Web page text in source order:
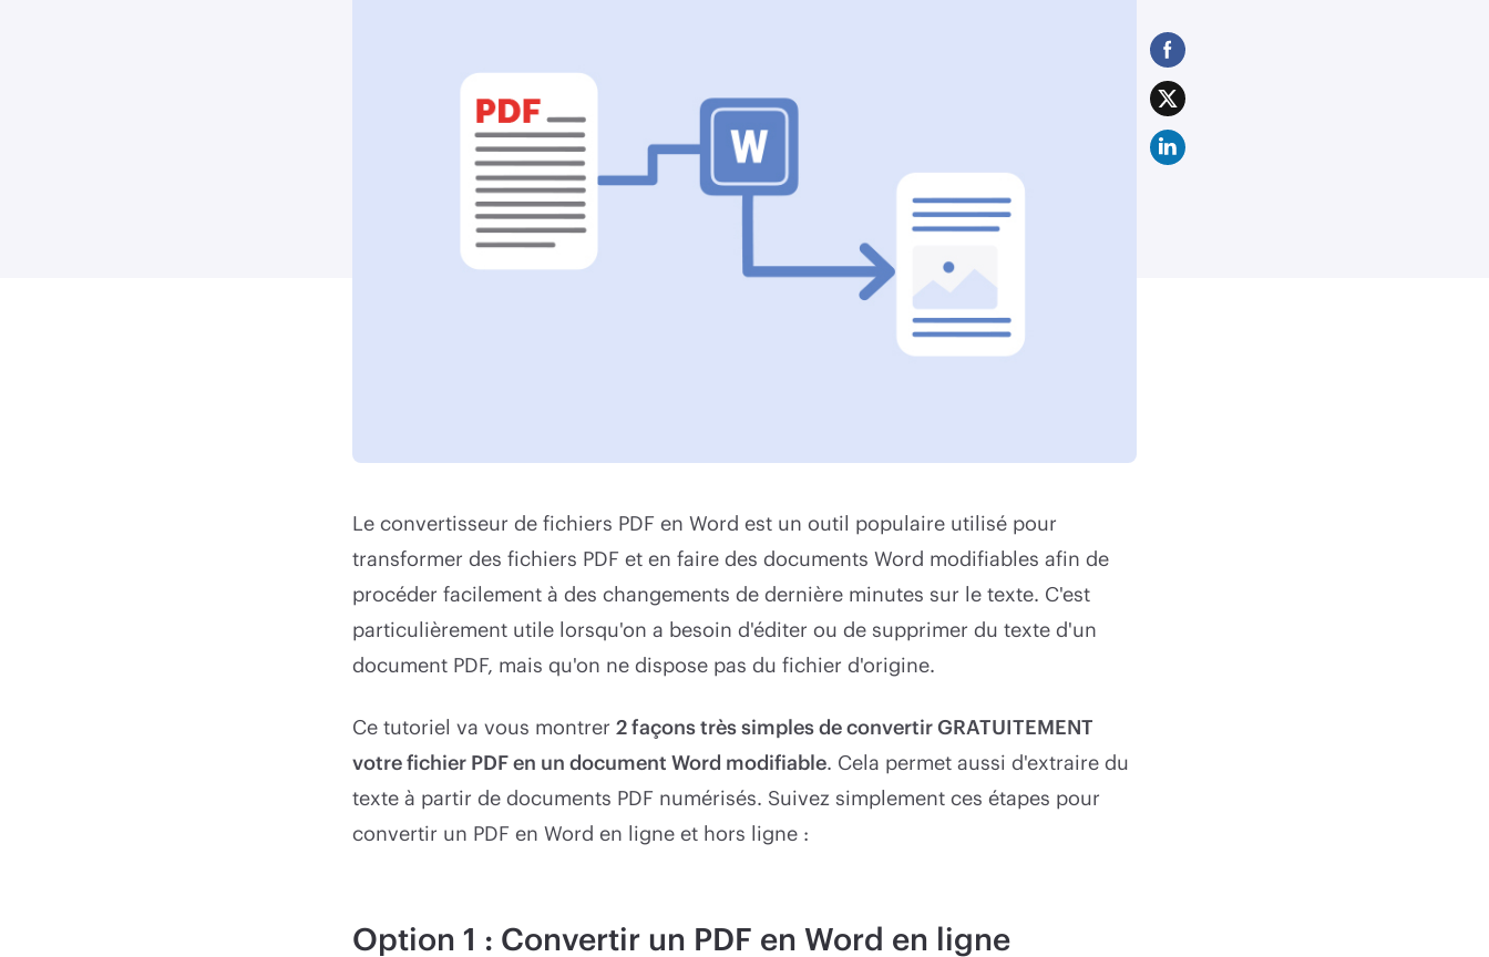
Le convertisseur de fichiers PDF en Word est un outil populaire utilisé pour
transformer des fichiers PDF et en faire des documents Word modifiables afin de
procéder facilement à des changements de dernière minutes sur le texte. C'est
particulièrement utile lorsqu'on a besoin d'éditer ou de supprimer du texte d'un
document PDF, mais qu'on ne dispose pas du fichier d'origine.
Ce tutoriel va vous montrer 2 façons très simples de convertir GRATUITEMENT
votre fichier PDF en un document Word modifiable. Cela permet aussi d'extraire du
texte à partir de documents PDF numérisés. Suivez simplement ces étapes pour
convertir un PDF en Word en ligne et hors ligne :
Option 1 : Convertir un PDF en Word en ligne